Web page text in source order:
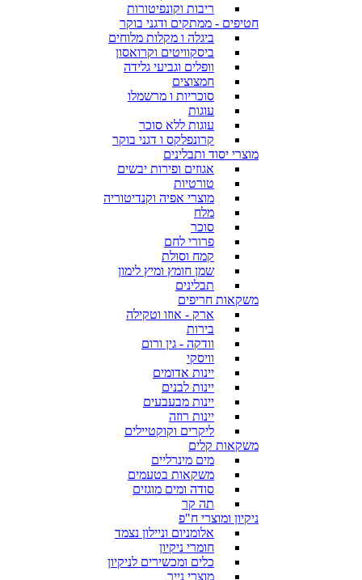
ריבות וקונפיטורות
חטיפים - ממתקים ודגני בוקר
ביגלה ו מקלות מלוחים
ביסקוויטים וקרואסון
וופלים וגביעי גלידה
חמצוצים
סוכריות ו מרשמלו
עוגות
עוגות ללא סוכר
קרונפלקס ו דגני בוקר
מוצרי יסוד ותבלינים
אגוזים ופירות יבשים
טורטיות
מוצרי אפיה וקנדיטוריה
מלח
סוכר
פרורי לחם
קמח וסולת
שמן חומץ ומיץ לימון
תבלינים
משקאות חריפים
ארק - אוזו וטקילה
בירות
וודקה - גין ורום
וויסקי
יינות אדומים
יינות לבנים
יינות מבעבעים
יינות רוזה
ליקרים וקוקטיילים
משקאות קלים
מים מינרליים
משקאות בטעמים
סודה ומים מוגזים
תה קר
ניקיון ומוצרי ח"פ
אלומניום וניילון נצמד
חומרי ניקיון
כלים ומכשירים לניקיון
מוצרי נייר